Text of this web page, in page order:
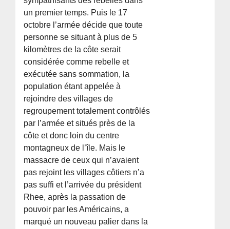
un premier temps. Puis le 17
octobre l’armée décide que toute
personne se situant à plus de 5
kilomètres de la côte serait
considérée comme rebelle et
exécutée sans sommation, la
population étant appelée à
rejoindre des villages de
regroupement totalement contrôlés
par l’armée et situés près de la
côte et donc loin du centre
montagneux de l’île. Mais le
massacre de ceux qui n’avaient
pas rejoint les villages côtiers n’a
pas suffi et l’arrivée du président
Rhee, après la passation de
pouvoir par les Américains, a
marqué un nouveau palier dans la